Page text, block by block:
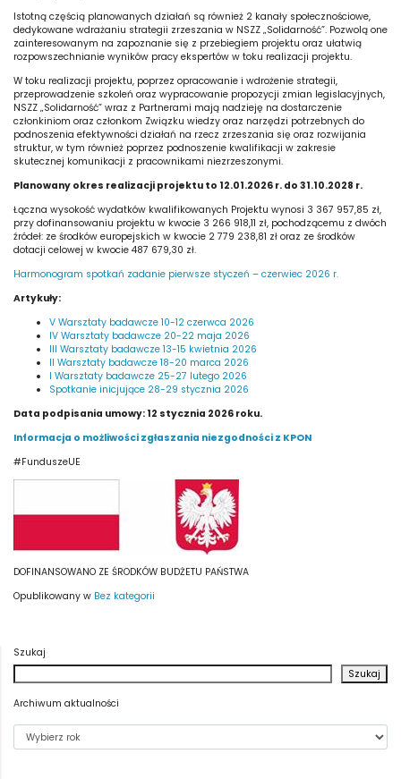
Istotną częścią planowanych działań są również 2 kanały społecznościowe,
dedykowane wdrażaniu strategii zrzeszania w NSZZ „Solidarność”. Pozwolą one
zainteresowanym na zapoznanie się z przebiegiem projektu oraz ułatwią
rozpowszechnianie wyników pracy ekspertów w toku realizacji projektu.
W toku realizacji projektu, poprzez opracowanie i wdrożenie strategii,
przeprowadzenie szkoleń oraz wypracowanie propozycji zmian legislacyjnych,
NSZZ „Solidarność” wraz z Partnerami mają nadzieję na dostarczenie
członkiniom oraz członkom Związku wiedzy oraz narzędzi potrzebnych do
podnoszenia efektywności działań na rzecz zrzeszania się oraz rozwijania
struktur, w tym również poprzez podnoszenie kwalifikacji w zakresie
skutecznej komunikacji z pracownikami niezrzeszonymi.
Planowany okres realizacji projektu to 12.01.2026 r. do 31.10.2028 r.
Łączna wysokość wydatków kwalifikowanych Projektu wynosi 3 367 957,85 zł,
przy dofinansowaniu projektu w kwocie 3 266 918,11 zł, pochodzącemu z dwóch
źródeł: ze środków europejskich w kwocie 2 779 238,81 zł oraz ze środków
dotacji celowej w kwocie 487 679,30 zł.
Harmonogram spotkań zadanie pierwsze styczeń – czerwiec 2026 r.
Artykuły:
V Warsztaty badawcze 10-12 czerwca 2026
IV Warsztaty badawcze 20-22 maja 2026
III Warsztaty badawcze 13-15 kwietnia 2026
II Warsztaty badawcze 18-20 marca 2026
I Warsztaty badawcze 25-27 lutego 2026
Spotkanie inicjujące 28-29 stycznia 2026
Data podpisania umowy: 12 stycznia 2026 roku.
Informacja o możliwości zgłaszania niezgodności z KPON
#FunduszeUE
DOFINANSOWANO ZE ŚRODKÓW BUDŻETU PAŃSTWA
Opublikowany w Bez kategorii
Szukaj
Szukaj
Archiwum aktualności